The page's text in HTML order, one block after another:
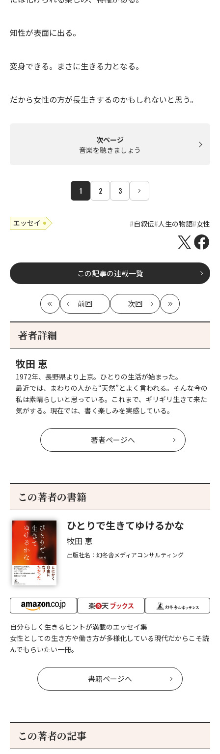
知性が表面に出る。
変身できる。まさに生きる力となる。
だから女性の方が長生きするのかもしれないと思う。
次ページ
音楽を聴きましょう
1 2 3
エッセイ 自叙伝 人生の物語 女性
この記事の連載一覧
最
初
前回
記
次回
記
最
新
著者詳細
牧田 恵
1972年、長野県より上京。ひとりの生活が始まった。
最近では、まわりの人から“天然”とよく言われる。そんな今の
私は素晴らしいと思っている。これまで、ギリギリ生きて来た
気がする。現在では、書く楽しみを実感している。
著者ページへ
この著者の書籍
ひとりで生きてゆけるかな
牧田 恵
出版社名：幻冬舎メディアコンサルティング
自分らしく生きるヒントが満載のエッセイ集
女性としての生き方や働き方が多様化している現代だからこそ読
んでもらいたい一冊。
書籍ページへ
この著者の記事